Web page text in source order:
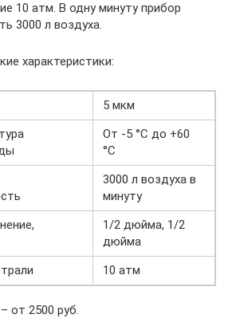
10 атм. В одну минуту прибор
3000 л воздуха.
характеристики:
5 мкм
От -5 °С до +60
°С
3000 л воздуха в
минуту
1/2 дюйма, 1/2
дюйма
10 атм
от 2500 руб.